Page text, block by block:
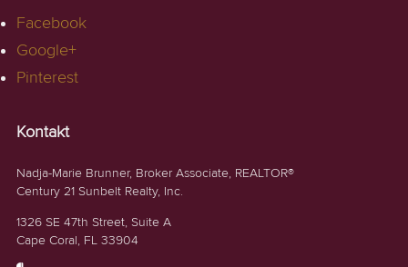
Facebook
Google+
Pinterest
Kontakt
Nadja-Marie Brunner, Broker Associate, REALTOR®
Century 21 Sunbelt Realty, Inc.
1326 SE 47th Street, Suite A
Cape Coral, FL 33904